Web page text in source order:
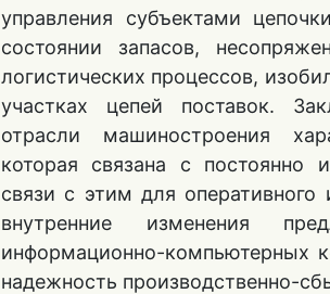
управления субъектами
состоянии запасов,
логистических процессов,
участках цепей поставок.
отрасли машиностроения
которая связана с
связи с этим для оперативного
внутренние изменения
информационно-компьютерных
надежность производственно-